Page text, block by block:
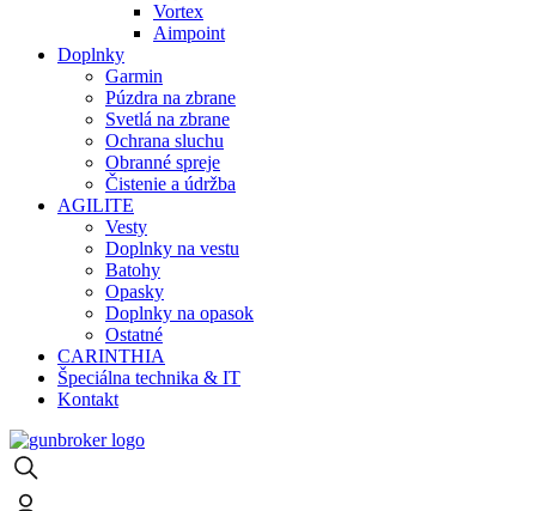
Vortex
Aimpoint
Doplnky
Garmin
Púzdra na zbrane
Svetlá na zbrane
Ochrana sluchu
Obranné spreje
Čistenie a údržba
AGILITE
Vesty
Doplnky na vestu
Batohy
Opasky
Doplnky na opasok
Ostatné
CARINTHIA
Špeciálna technika & IT
Kontakt